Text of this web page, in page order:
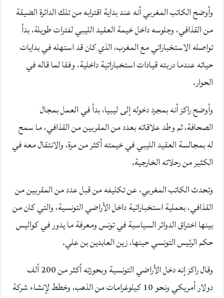
وأوضح الكاتب المغربي أنه عند بداية اقترابه من تلك الدائرة الضيقة
من القذافي، وجلوسه داخل خيمة العقيد الليبي لفترات طويلة، بدأ
تواصله الاستخباراتي مع المغرب، الذي كان قد استهله في بدايات
حياته عندما دربته قيادات استخباراتية داخلية، وفقا لما قاله في
الحوار.
وأوضح راكز أنه بمجرد دخوله إلى ليبيا، بدأ في العمل بمجال
الصحافة، ثم وطد علاقاته بعدد من المقربين من القذافي، ما سمح
له بمجالسة العقيد الليبي في خيمته أكثر من مرة، والانتقال معه في
الكثير من رحلاته الخارجية.
وتحدث الكاتب المغربي، عن تكليفه من قبل عدد من المقربين من
القذافي، بعملية استخباراتية داخل الأراضي التونسية، والتي كان من
بينها اختراق الدوائر السياسية في تونس ومعرفة ما يدور في كواليس
حكم الرئيس التونسي حينها، زين العابدين بن علي.
وقال راكز إنه دخل الأراضي التونسية وبحوزته أكثر من 200 ألف
دولار أمريكي ونحو 10 كيلوغرامات من الذهب، وخطط لإنشاء شركة